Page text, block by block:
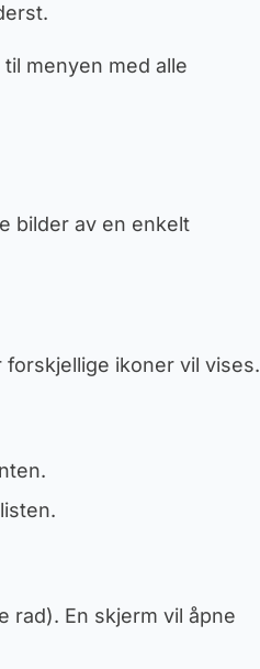
menyen med alle
bilder av en enkelt
forskjellige ikoner vil vises.
rad). En skjerm vil åpne